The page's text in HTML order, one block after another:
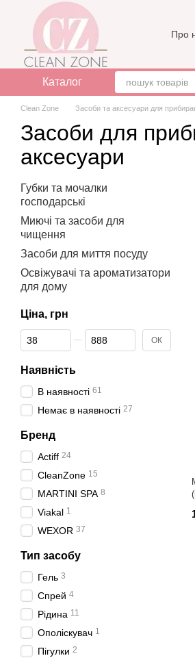
Перейти до основного контенту
Про
Каталог
Clean Zone Засоби та аксесуари для
Засоби для
аксесуари
Губки та мочалки
господарські
Миючі та засоби для
чищення
Засоби для миття посуду
Освіжувачі та ароматизатори
для дому
Ціна, грн
Від Ціна, грн
До Ціна, грн ОК
Наявність
В наявності 61
Немає в наявності 27
Бренд
Actiff 24
CleanZone 15
MARTINI SPA 8
Viakal 1
WEXOR 37
Тип засобу
Гель 3
Спрей 4
Рідина 11
Ополіскувач 1
Пігулки 2